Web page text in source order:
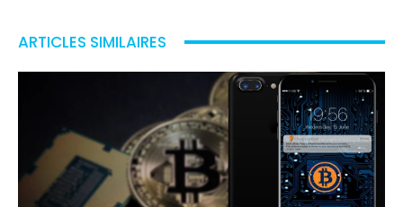
ARTICLES SIMILAIRES